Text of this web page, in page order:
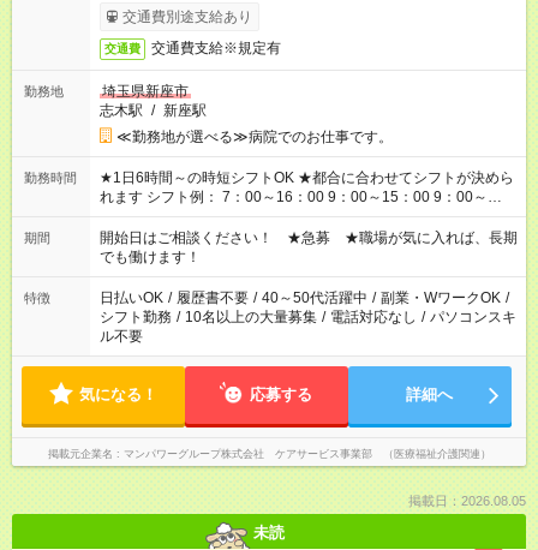
了次第のお支払いとなります。
交通費別途支給あり
交通費 交通費支給※規定有
勤務地
埼玉県新座市
志木駅 / 新座駅
≪勤務地が選べる≫病院でのお仕事です。
勤務時間
★1日6時間～の時短シフトOK ★都合に合わせてシフトが決めら
れます シフト例： 7：00～16：00 9：00～15：00 9：00～
18：00 11：00～20：00 など ※Wワークの場合、他のお仕事と
合わせ週40時間超の就業はご案内できません ※法令に基づき、
週20時間以上勤務は社会保険への加入対象となります ※労働者
派遣法（日雇い派遣の原則禁止）により、短時間・短期間の就
業はご案内が難しい場合があります
期間
開始日はご相談ください！ ★急募 ★職場が気に入れば、長期
でも働けます！
特徴 日払いOK / 履歴書不要 / 40～50代活躍中 / 副業・WワークOK /
シフト勤務 / 10名以上の大量募集 / 電話対応なし / パソコンスキ
ル不要
気になる！ 応募する 詳細へ
掲載元企業名 マンパワーグループ株式会社 ケアサービス事業部 （医療福祉介護関連）
掲載日：2026.08.05
未読